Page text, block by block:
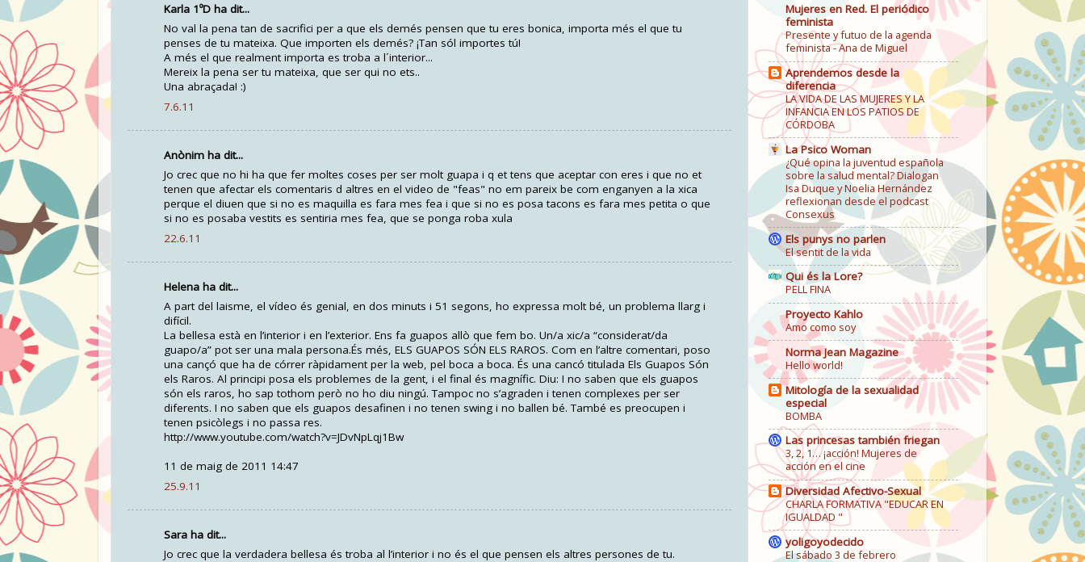
Karla 1ºD ha dit...
No val la pena tan de sacrifici per a que els demés pensen que tu eres bonica, importa més el que tu
penses de tu mateixa. Que importen els demés? ¡Tan sól importes tú!
A més el que realment importa es troba a l´interior...
Mereix la pena ser tu mateixa, que ser qui no ets..
Una abraçada! :)
7.6.11
Anònim ha dit...
Jo crec que no hi ha que fer moltes coses per ser molt guapa i q et tens que aceptar con eres i que no et
tenen que afectar els comentaris d altres en el video de "feas" no em pareix be com enganyen a la xica
perque el diuen que si no es maquilla es fara mes fea i que si no es posa tacons es fara mes petita o que
si no es posaba vestits es sentiria mes fea, que se ponga roba xula
22.6.11
Helena ha dit...
A part del laisme, el vídeo és genial, en dos minuts i 51 segons, ho expressa molt bé, un problema llarg i
difícil.
La bellesa està en l’interior i en l’exterior. Ens fa guapos allò que fem bo. Un/a xic/a “considerat/da
guapo/a” pot ser una mala persona.És més, ELS GUAPOS SÓN ELS RAROS. Com en l’altre comentari, poso
una cançó que ha de córrer ràpidament per la web, pel boca a boca. És una cancó titulada Els Guapos Són
els Raros. Al principi posa els problemes de la gent, i el final és magnífic. Diu: I no saben que els guapos
són els raros, ho sap tothom però no ho diu ningú. Tampoc no s’agraden i tenen complexes per ser
diferents. I no saben que els guapos desafinen i no tenen swing i no ballen bé. També es preocupen i
tenen psicòlegs i no passa res.
http://www.youtube.com/watch?v=JDvNpLqj1Bw
11 de maig de 2011 14:47
25.9.11
Sara ha dit...
Jo crec que la verdadera bellesa és troba al l’interior i no és el que pensen els altres persones de tu.
Mujeres en Red. El periódico
feminista
Presente y futuo de la agenda
feminista - Ana de Miguel
Aprendemos desde la
diferencia
LA VIDA DE LAS MUJERES Y LA
INFANCIA EN LOS PATIOS DE
CÓRDOBA
La Psico Woman
¿Qué opina la juventud española
sobre la salud mental? Dialogan
Isa Duque y Noelia Hernández
reflexionan desde el podcast
Consexus
Els punys no parlen
El sentit de la vida
Qui és la Lore?
PELL FINA
Proyecto Kahlo
Amo como soy
Norma Jean Magazine
Hello world!
Mitología de la sexualidad
especial
BOMBA
Las princesas también friegan
3, 2, 1… ¡acción! Mujeres de
acción en el cine
Diversidad Afectivo-Sexual
CHARLA FORMATIVA "EDUCAR EN
IGUALDAD "
yoligoyodecido
El sábado 3 de febrero